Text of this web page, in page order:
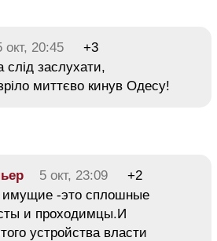
окт, 20:45
+3
слід заслухати,
миттєво кинув Одесу!
5 окт, 23:09
+2
имущие -это сплошные
и проходимцы.И
устройства власти